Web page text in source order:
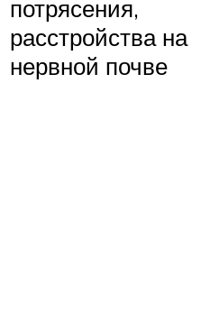
потрясения,
расстройства на
нервной почве